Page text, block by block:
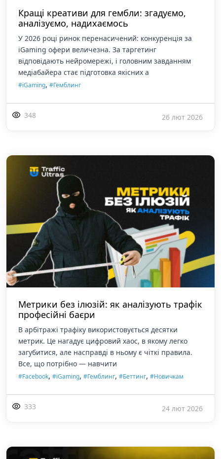
Кращі креативи для гембли: згадуємо,
аналізуємо, надихаємось
У 2026 році ринок перенасичений: конкуренція за
iGaming офери величезна. За таргетинг
відповідають нейромережі, і головним завданням
медіабайера стає підготовка якісних а
#iGaming, #Гемблинг
348 26 лют 2026
Метрики без ілюзій: як аналізують трафік
професійні баєри
В арбітражі трафіку використовується десятки
метрик. Це нагадує цифровий хаос, в якому легко
загубитися, але насправді в ньому є чіткі правила.
Все, що потрібно — навчити
#Facebook, #iGaming, #Гемблинг, #Беттинг, #Новичкам
333 24 лют 2026